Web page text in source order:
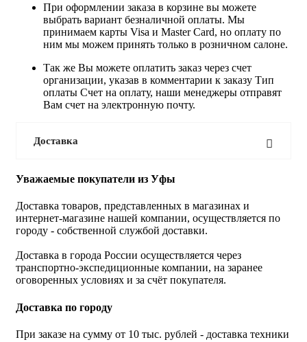
При оформлении заказа в корзине вы можете
выбрать вариант безналичной оплаты. Мы
принимаем карты Visa и Master Card, но оплату по
ним мы можем принять только в розничном салоне.
Так же Вы можете оплатить заказ через счет
организации, указав в комментарии к заказу Тип
оплаты Счет на оплату, наши менеджеры отправят
Вам счет на электронную почту.
Доставка
Уважаемые покупатели из Уфы
Доставка товаров, представленных в магазинах и
интернет-магазине нашей компании, осуществляется по
городу - собственной службой доставки.
Доставка в города России осуществляется через
транспортно-экспедиционные компании, на заранее
оговоренных условиях и за счёт покупателя.
Доставка по городу
При заказе на сумму от 10 тыс. рублей - доставка техники